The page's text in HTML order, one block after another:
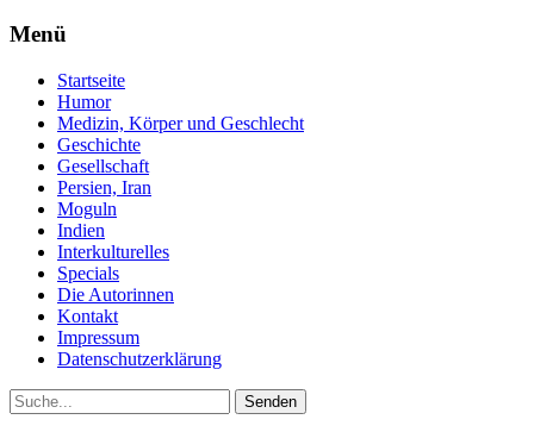
Menü
Startseite
Humor
Medizin, Körper und Geschlecht
Geschichte
Gesellschaft
Persien, Iran
Moguln
Indien
Interkulturelles
Specials
Die Autorinnen
Kontakt
Impressum
Datenschutzerklärung